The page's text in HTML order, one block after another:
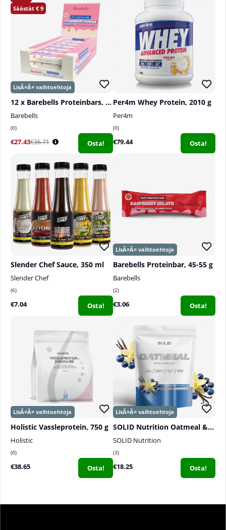
ja tiiviisti suljettuna.
9
12 x Barebells Proteinbars, 55 g
Barebells
0
€27.43€36.71 Osta!
Per4m Whey Protein, 2010 g
Per4m
0
€79.44 Osta!
Slender Chef Sauce, 350 ml
Slender Chef
6
€7.04 Osta!
Barebells Proteinbar, 45-55 g
Barebells
2
€3.06 Osta!
Holistic Vassleprotein, 750 g
Holistic
0
€38.65 Osta!
SOLID Nutrition Oatmeal & Protein Mix, 750 g
SOLID Nutrition
3
€18.25 Osta!